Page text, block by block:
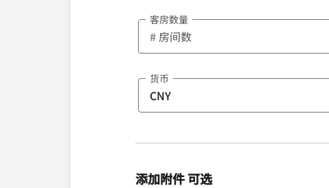
客房数量
货币
添加附件 可选